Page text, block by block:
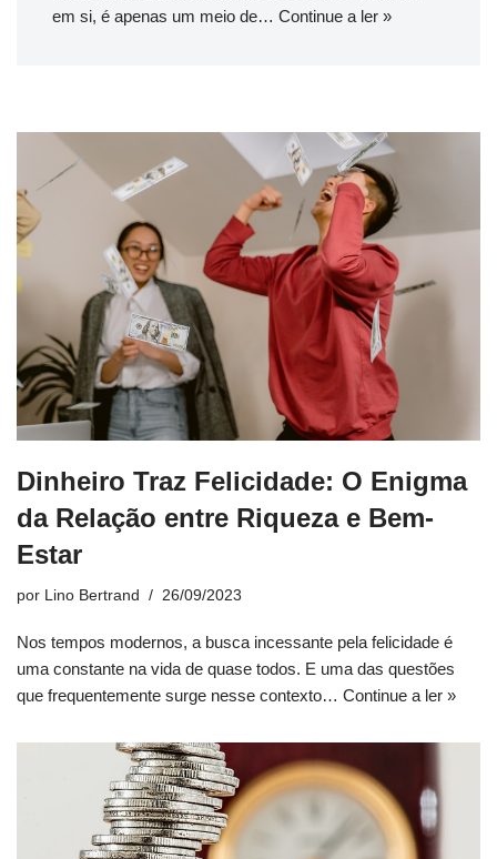
em si, é apenas um meio de… Continue a ler »
Dinheiro Traz Felicidade: O Enigma
da Relação entre Riqueza e Bem-
Estar
por Lino Bertrand 26/09/2023
Nos tempos modernos, a busca incessante pela felicidade é
uma constante na vida de quase todos. E uma das questões
que frequentemente surge nesse contexto… Continue a ler »